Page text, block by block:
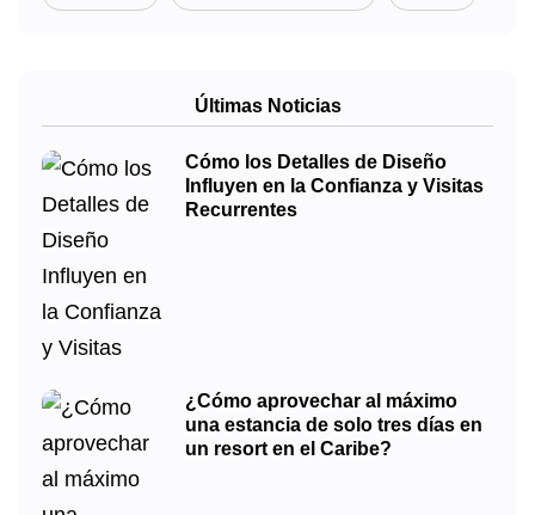
Últimas Noticias
Cómo los Detalles de Diseño
Influyen en la Confianza y Visitas
Recurrentes
¿Cómo aprovechar al máximo
una estancia de solo tres días en
un resort en el Caribe?